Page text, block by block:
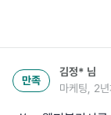
만족
김정* 님
마케팅, 2